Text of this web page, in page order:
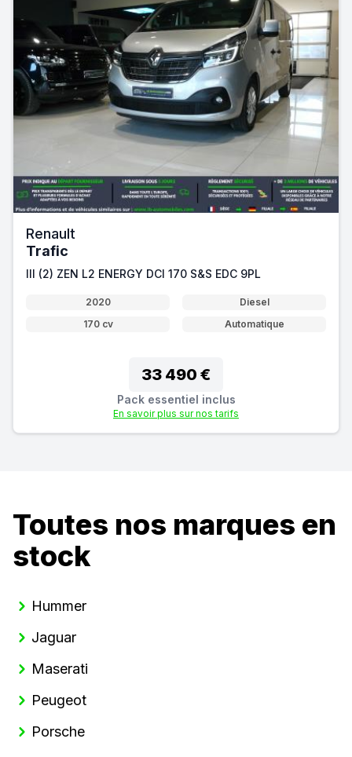
Renault
Trafic
III (2) ZEN L2 ENERGY DCI 170 S&S EDC 9PL
2020
Diesel
170 cv
Automatique
33 490 €
Pack essentiel inclus
En savoir plus sur nos tarifs
Toutes nos marques en
stock
Hummer
Jaguar
Maserati
Peugeot
Porsche